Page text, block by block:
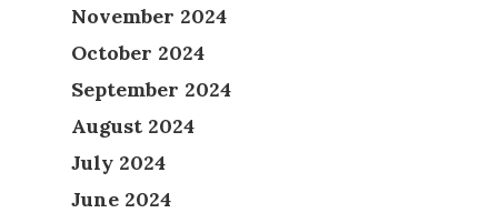
November 2024
October 2024
September 2024
August 2024
July 2024
June 2024